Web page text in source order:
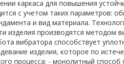
каркаса для повышения
с учетом таких параметров:
и вид материала.
изделия производятся методом
вибратора способствует
изделия, которое по
процесса: - монолитный